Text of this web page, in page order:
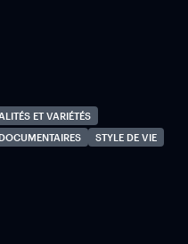
ET VARIÉTÉS
STYLE DE VIE